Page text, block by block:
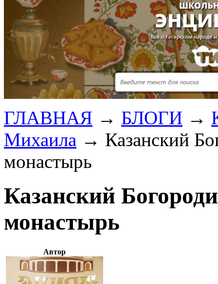
ГЛАВНАЯ → БЛОГИ →
Михаила → Казанский
монастырь
Казанский
монастырь
Автор